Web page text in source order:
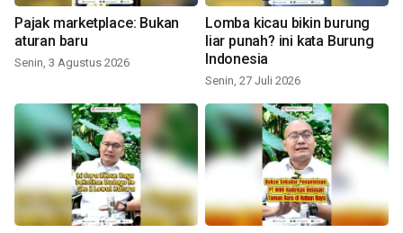
Pajak marketplace: Bukan
aturan baru
Senin, 3 Agustus 2026
Lomba kicau bikin burung
liar punah? ini kata Burung
Indonesia
Senin, 27 Juli 2026